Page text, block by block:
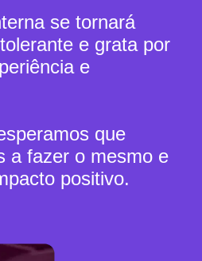
se tornará
e grata por
e
que
a fazer o mesmo e
positivo.